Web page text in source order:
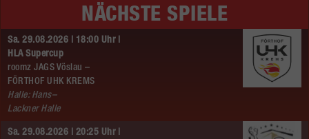
NÄCHSTE SPIELE
Sa. 29.08.2026 | 18:00 Uhr |
HLA Supercup
roomz JAGS Vöslau –
FÖRTHOF UHK KREMS
Halle: Hans–
Lackner Halle
Sa. 29.08.2026 | 20:25 Uhr |